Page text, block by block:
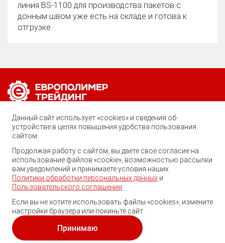
линия BS‑1100 для производства пакетов с
донным швом уже есть на складе и готова к
отгрузке.
Позвоните нам по любому вопросу:
8 (800) 222-40-61
Ростов-на-Дону, ул. Вавилова, 59
trade@ep-group.ru
© 2010-2024. Европолимер-Трейдинг.
Все права защищены.
Политика обработки персональных данных
Данный сайт использует «cookies» и сведения об
устройстве в целях повышения удобства пользования
сайтом.
Продолжая работу с сайтом, вы даете свое согласие на
использование файлов «cookie», возможностью рассылки
вам уведомлений и принимаете условия наших
Политики обработки персональных данных и
Пользовательского соглашения
Если вы не хотите использовать файлы «cookies», измените
настройки браузера или покиньте сайт.
Принимаю